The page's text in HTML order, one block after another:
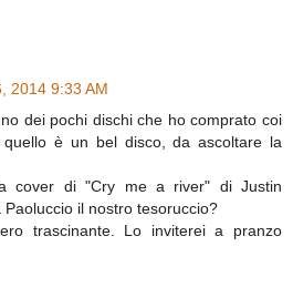
2014 9:33 AM
dei pochi dischi che ho comprato coi
quello è un bel disco, da ascoltare la
cover di "Cry me a river" di Justin
il nostro tesoruccio?
trascinante. Lo inviterei a pranzo